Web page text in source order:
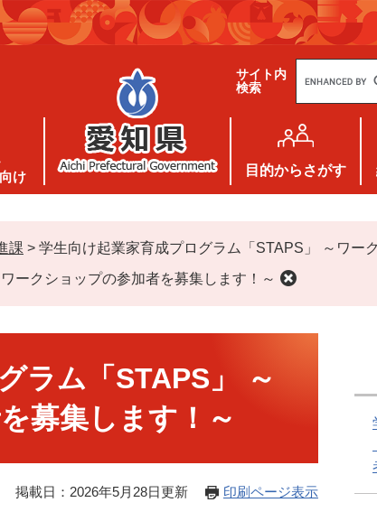
サイト内
検索
g
e
カ
タ
ム
検
け
目的からさがす
課 > 学生向け起業家育成プログラム「STAPS」 ～ワー
ークショップの参加者を募集します！～
ラム「STAPS」 ～
募集します！～
掲載日：2026年5月28日更新 印刷ページ表示